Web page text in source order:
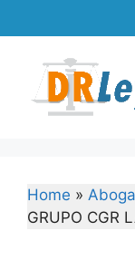
to
Home »
GRUPO CGR